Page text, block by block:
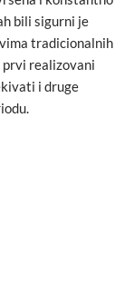
bili sigurni je
tradicionalnih
prvi realizovani
i druge